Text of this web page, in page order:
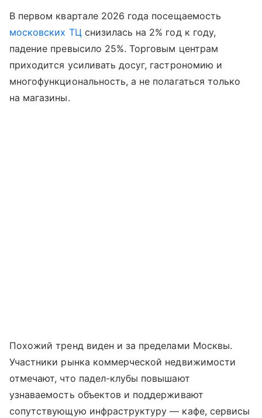
В первом квартале 2026 года посещаемость
московских ТЦснизилась на 2% год к году,
падение превысило 25%. Торговым центрам
приходится усиливать досуг, гастрономию и
многофункциональность, а не полагаться только
на магазины.
Похожий тренд виден и за пределами Москвы.
Участники рынка коммерческой недвижимости
отмечают, что падел-клубы повышают
узнаваемость объектов и поддерживают
сопутствующую инфраструктуру — кафе, сервисы